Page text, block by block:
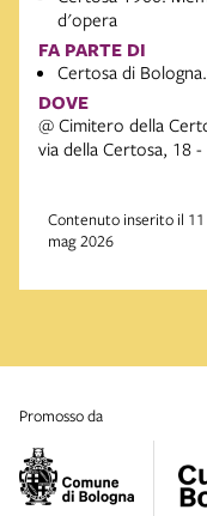
d'opera
FA PARTE DI
Certosa di
DOVE
@ Cimitero della
via della Certosa, 18
Contenuto inserito il
mag 2026
promosso da